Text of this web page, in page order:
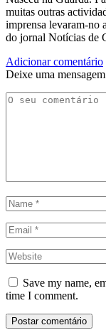
muitas outras
imprensa levaram-no
do jornal Notícias de
Adicionar comentário
Deixe uma mensagem
Save my name,
time I comment.